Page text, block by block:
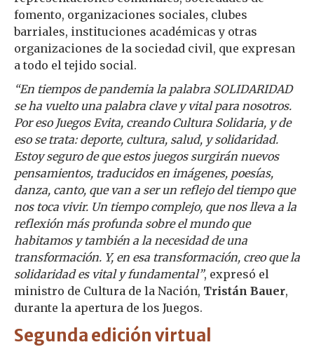
fomento, organizaciones sociales, clubes
barriales, instituciones académicas y otras
organizaciones de la sociedad civil, que expresan
a todo el tejido social.
“En tiempos de pandemia la palabra SOLIDARIDAD
se ha vuelto una palabra clave y vital para nosotros.
Por eso Juegos Evita, creando Cultura Solidaria, y de
eso se trata: deporte, cultura, salud, y solidaridad.
Estoy seguro de que estos juegos surgirán nuevos
pensamientos, traducidos en imágenes, poesías,
danza, canto, que van a ser un reflejo del tiempo que
nos toca vivir. Un tiempo complejo, que nos lleva a la
reflexión más profunda sobre el mundo que
habitamos y también a la necesidad de una
transformación. Y, en esa transformación, creo que la
solidaridad es vital y fundamental”, expresó el
ministro de Cultura de la Nación, Tristán Bauer,
durante la apertura de los Juegos.
Segunda edición virtual